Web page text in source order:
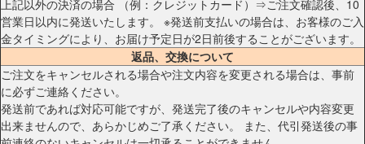
上記以外の決済の場合 （例：クレジットカード）⇒ご注文確認後、10
営業日以内に発送いたします。 ※発送前支払いの場合は、お客様のご入
金タイミングにより、お届け予定日が2日前後することがございます。
返品、交換について
ご注文をキャンセルされる場合や注文内容を変更される場合は、事前
に必ずご連絡ください。
発送前であれば対応可能ですが、発送完了後のキャンセルや内容変更
出来ませんので、あらかじめご了承ください。 また、代引発送後の事